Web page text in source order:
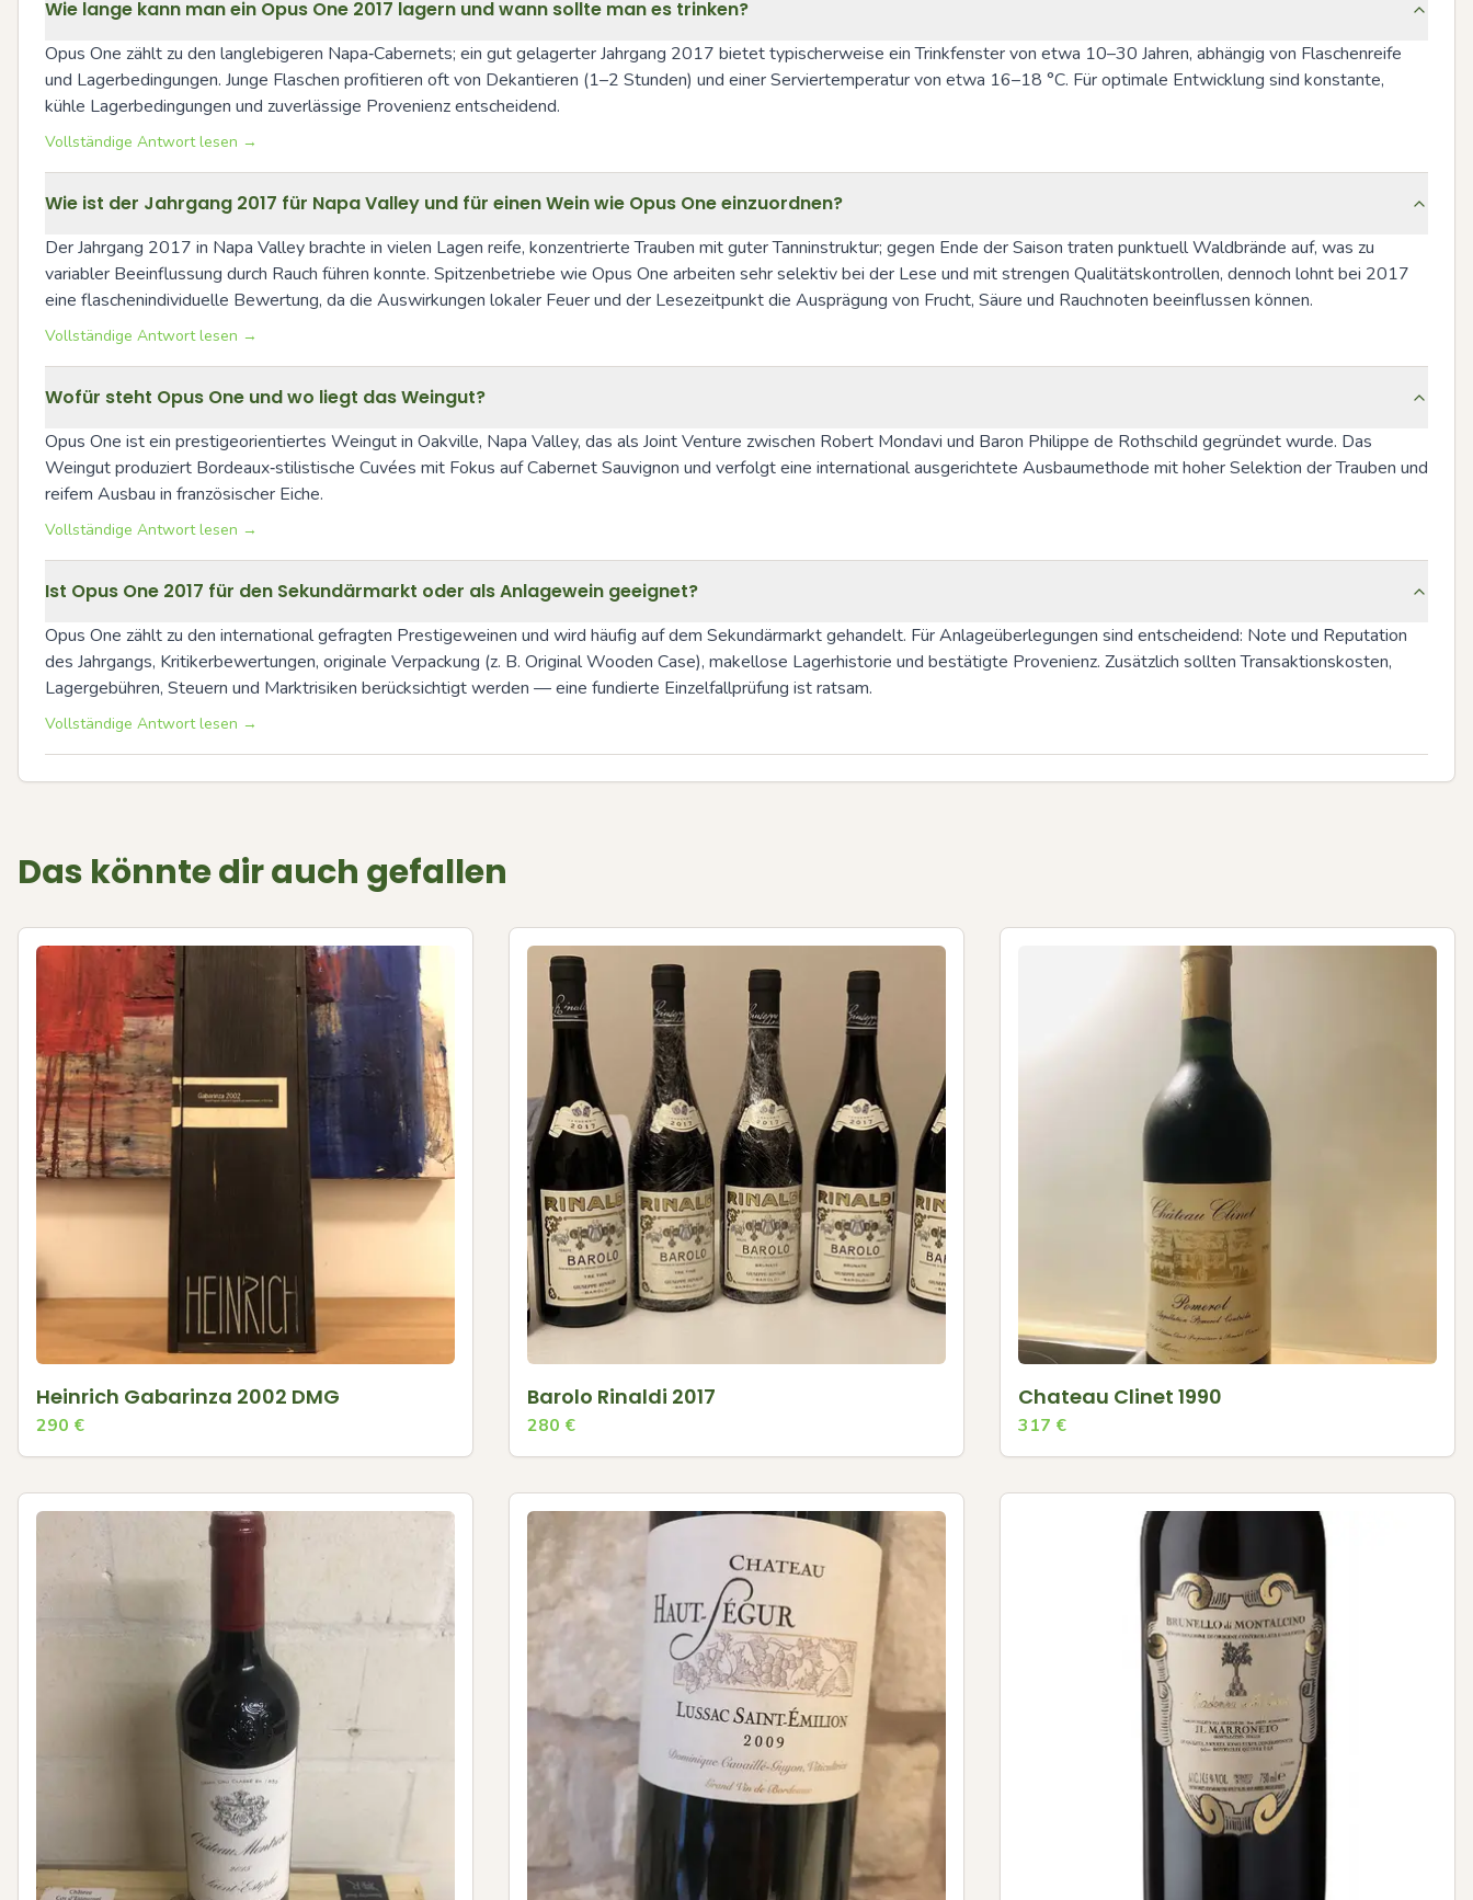
Wie lange kann man ein Opus One 2017 lagern und wann sollte man es trinken?
Opus One zählt zu den langlebigeren Napa‑Cabernets; ein gut gelagerter Jahrgang 2017 bietet typischerweise ein Trinkfenster von etwa 10–30 Jahren, abhängig von Flaschenreife
und Lagerbedingungen. Junge Flaschen profitieren oft von Dekantieren (1–2 Stunden) und einer Serviertemperatur von etwa 16–18 °C. Für optimale Entwicklung sind konstante,
kühle Lagerbedingungen und zuverlässige Provenienz entscheidend.
Vollständige Antwort lesen →
Wie ist der Jahrgang 2017 für Napa Valley und für einen Wein wie Opus One einzuordnen?
Der Jahrgang 2017 in Napa Valley brachte in vielen Lagen reife, konzentrierte Trauben mit guter Tanninstruktur; gegen Ende der Saison traten punktuell Waldbrände auf, was zu
variabler Beeinflussung durch Rauch führen konnte. Spitzenbetriebe wie Opus One arbeiten sehr selektiv bei der Lese und mit strengen Qualitätskontrollen, dennoch lohnt bei 2017
eine flaschenindividuelle Bewertung, da die Auswirkungen lokaler Feuer und der Lesezeitpunkt die Ausprägung von Frucht, Säure und Rauchnoten beeinflussen können.
Vollständige Antwort lesen →
Wofür steht Opus One und wo liegt das Weingut?
Opus One ist ein prestigeorientiertes Weingut in Oakville, Napa Valley, das als Joint Venture zwischen Robert Mondavi und Baron Philippe de Rothschild gegründet wurde. Das
Weingut produziert Bordeaux‑stilistische Cuvées mit Fokus auf Cabernet Sauvignon und verfolgt eine international ausgerichtete Ausbaumethode mit hoher Selektion der Trauben und
reifem Ausbau in französischer Eiche.
Vollständige Antwort lesen →
Ist Opus One 2017 für den Sekundärmarkt oder als Anlagewein geeignet?
Opus One zählt zu den international gefragten Prestigeweinen und wird häufig auf dem Sekundärmarkt gehandelt. Für Anlageüberlegungen sind entscheidend: Note und Reputation
des Jahrgangs, Kritikerbewertungen, originale Verpackung (z. B. Original Wooden Case), makellose Lagerhistorie und bestätigte Provenienz. Zusätzlich sollten Transaktionskosten,
Lagergebühren, Steuern und Marktrisiken berücksichtigt werden — eine fundierte Einzelfallprüfung ist ratsam.
Vollständige Antwort lesen →
Das könnte dir auch gefallen
Heinrich Gabarinza 2002 DMG
290 €
Barolo Rinaldi 2017
280 €
Chateau Clinet 1990
317 €